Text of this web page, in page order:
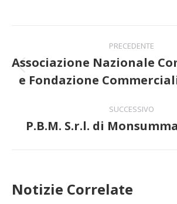
tra
post
PRECEDENTE
Post
Associazione Nazionale
e Fondazione
SUCCESSIVO
Prossimo
P.B.M. S.r.l. di
Notizie Correlate